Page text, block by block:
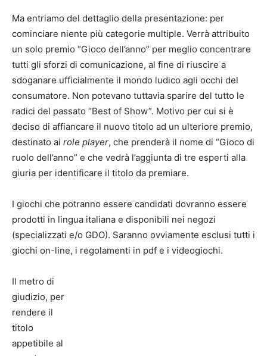
Ma entriamo del dettaglio della presentazione: per
cominciare niente più categorie multiple. Verrà attribuito
un solo premio “Gioco dell’anno” per meglio concentrare
tutti gli sforzi di comunicazione, al fine di riuscire a
sdoganare ufficialmente il mondo ludico agli occhi del
consumatore. Non potevano tuttavia sparire del tutto le
radici del passato “Best of Show”. Motivo per cui si è
deciso di affiancare il nuovo titolo ad un ulteriore premio,
destinato ai role player, che prenderà il nome di “Gioco di
ruolo dell’anno” e che vedrà l’aggiunta di tre esperti alla
giuria per identificare il titolo da premiare.
I giochi che potranno essere candidati dovranno essere
prodotti in lingua italiana e disponibili nei negozi
(specializzati e/o GDO). Saranno ovviamente esclusi tutti i
giochi on-line, i regolamenti in pdf e i videogiochi.
Il metro di
giudizio, per
rendere il
titolo
appetibile al